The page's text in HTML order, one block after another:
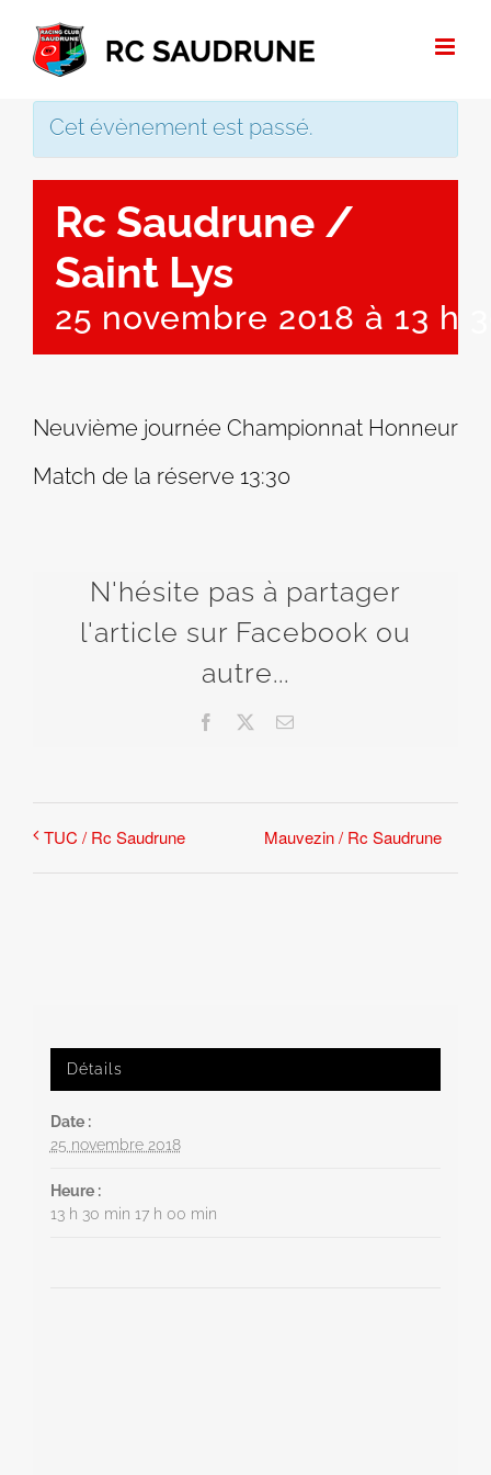
Passer
contenu
Cet évènement est passé.
Rc Saudrune /
Saint Lys
25 novembre 2018 à 13 h
Neuvième journée Championnat Honneur
Match de la réserve 13:30
N'hésite pas à partager
l'article sur Facebook ou
autre...
Facebook Email
TUC / Rc Saudrune Mauvezin / Rc Saudrune
Détails
Date :
25 novembre 2018
Heure :
13 h 30 min 17 h 00 min